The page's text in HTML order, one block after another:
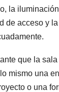
la
de acceso y
que la
mismo una
o una